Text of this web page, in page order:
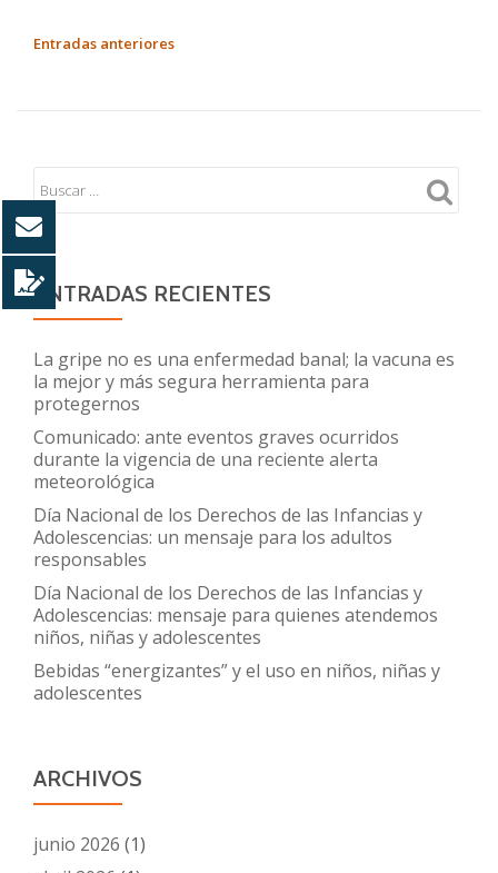
menores
la
ola
calor
NAVEGACIÓN
Entradas anteriores
ENTRADAS RECIENTES
La gripe no es una enfermedad banal; la vacuna es
la mejor y más segura herramienta para
protegernos
Comunicado: ante eventos graves ocurridos
durante la vigencia de una reciente alerta
meteorológica
Día Nacional de los Derechos de las Infancias y
Adolescencias: un mensaje para los adultos
responsables
Día Nacional de los Derechos de las Infancias y
Adolescencias: mensaje para quienes atendemos
niños, niñas y adolescentes
Bebidas “energizantes” y el uso en niños, niñas y
adolescentes
ARCHIVOS
junio 2026 (1)